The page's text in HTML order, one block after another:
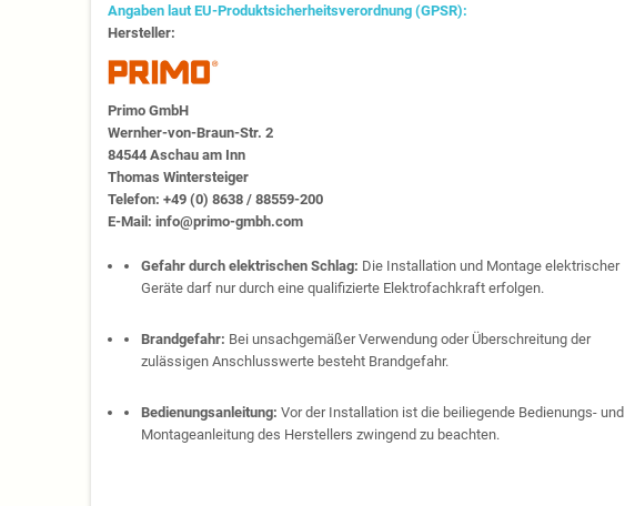
Angaben laut EU-Produktsicherheitsverordnung (GPSR):
Hersteller:
Primo GmbH
Wernher-von-Braun-Str. 2
84544 Aschau am Inn
Thomas Wintersteiger
Telefon: +49 (0) 8638 / 88559-200
E-Mail: info@primo-gmbh.com
Gefahr durch elektrischen Schlag: Die Installation und Montage elektrischer
Geräte darf nur durch eine qualifizierte Elektrofachkraft erfolgen.
Brandgefahr: Bei unsachgemäßer Verwendung oder Überschreitung der
zulässigen Anschlusswerte besteht Brandgefahr.
Bedienungsanleitung: Vor der Installation ist die beiliegende Bedienungs- und
Montageanleitung des Herstellers zwingend zu beachten.